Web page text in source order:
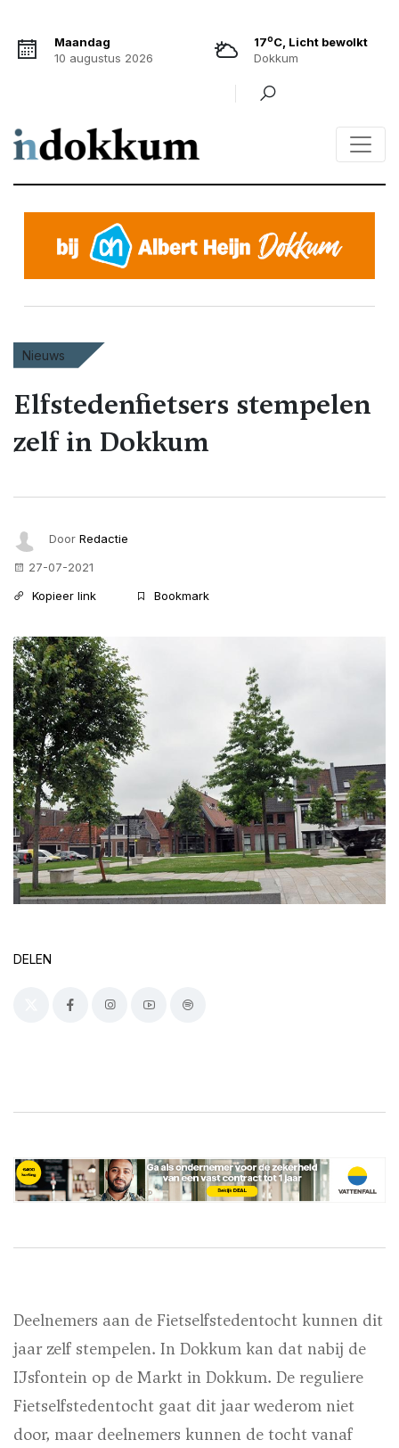
Maandag
10 augustus 2026
17oC, Licht bewolkt
Dokkum
Nieuws
Elfstedenfietsers stempelen
zelf in Dokkum
Door Redactie
27-07-2021
Kopieer link
Bookmark
DELEN
Deelnemers aan de Fietselfstedentocht kunnen dit
jaar zelf stempelen. In Dokkum kan dat nabij de
IJsfontein op de Markt in Dokkum. De reguliere
Fietselfstedentocht gaat dit jaar wederom niet
door, maar deelnemers kunnen de tocht vanaf